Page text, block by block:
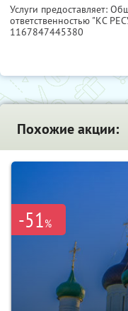
Услуги предоставляет:
ответственностью "КС
1167847445380
Похожие акции:
-51%